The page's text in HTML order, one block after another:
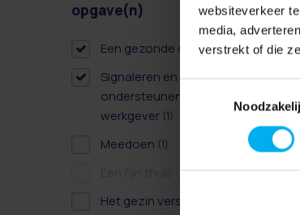
websiteverkeer
media,
verstrekt of die
opgave(n)
Een gezonde dag(1)
Signaleren en
ondersteunen als
werkgever (1)
Meedoen (1)
(0)
Het gezin versterken